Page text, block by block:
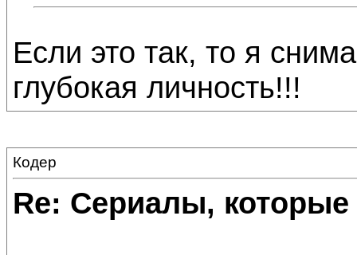
Если это так, то я
глубокая личность!!!
Кодер
Re: Сериалы,